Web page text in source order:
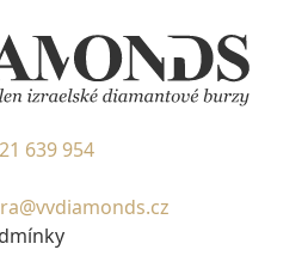
639 954